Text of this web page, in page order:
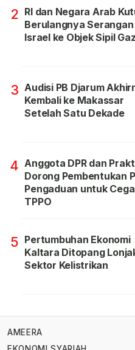
2 RI dan Negara Arab
Berulangnya Serangan
Israel ke Objek Sipil
3 Audisi PB Djarum
Kembali ke Makassar
Setelah Satu Dekade
4 Anggota DPR dan
Dorong Pembentukan
Pengaduan untuk
TPPO
5 Pertumbuhan Ekonomi
Kaltara Ditopang
Sektor Kelistrikan
AMEERA